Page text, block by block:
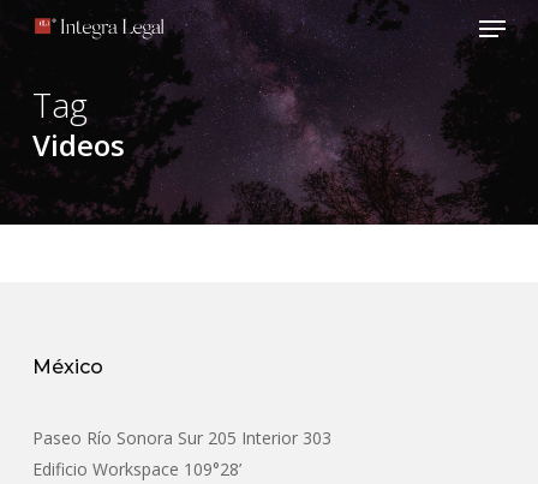
content
Menu
Tag
Videos
México
Paseo Río Sonora Sur 205 Interior 303
Edificio Workspace 109°28’